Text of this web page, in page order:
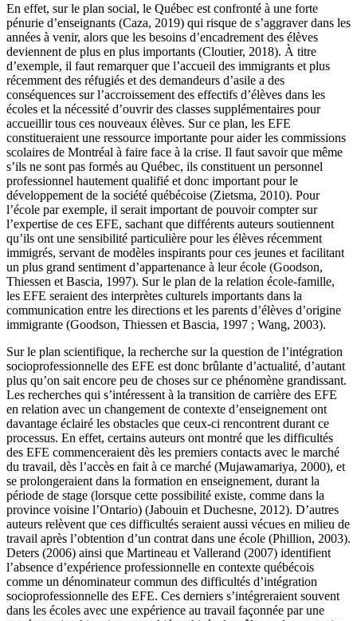
En effet, sur le plan social, le Québec est confronté à une forte
pénurie d’enseignants (Caza, 2019) qui risque de s’aggraver dans les
années à venir, alors que les besoins d’encadrement des élèves
deviennent de plus en plus importants (Cloutier, 2018). À titre
d’exemple, il faut remarquer que l’accueil des immigrants et plus
récemment des réfugiés et des demandeurs d’asile a des
conséquences sur l’accroissement des effectifs d’élèves dans les
écoles et la nécessité d’ouvrir des classes supplémentaires pour
accueillir tous ces nouveaux élèves. Sur ce plan, les EFE
constitueraient une ressource importante pour aider les commissions
scolaires de Montréal à faire face à la crise. Il faut savoir que même
s’ils ne sont pas formés au Québec, ils constituent un personnel
professionnel hautement qualifié et donc important pour le
développement de la société québécoise (Zietsma, 2010). Pour
l’école par exemple, il serait important de pouvoir compter sur
l’expertise de ces EFE, sachant que différents auteurs soutiennent
qu’ils ont une sensibilité particulière pour les élèves récemment
immigrés, servant de modèles inspirants pour ces jeunes et facilitant
un plus grand sentiment d’appartenance à leur école (Goodson,
Thiessen et Bascia, 1997). Sur le plan de la relation école-famille,
les EFE seraient des interprètes culturels importants dans la
communication entre les directions et les parents d’élèves d’origine
immigrante (Goodson, Thiessen et Bascia, 1997 ; Wang, 2003).
Sur le plan scientifique, la recherche sur la question de l’intégration
socioprofessionnelle des EFE est donc brûlante d’actualité, d’autant
plus qu’on sait encore peu de choses sur ce phénomène grandissant.
Les recherches qui s’intéressent à la transition de carrière des EFE
en relation avec un changement de contexte d’enseignement ont
davantage éclairé les obstacles que ceux-ci rencontrent durant ce
processus. En effet, certains auteurs ont montré que les difficultés
des EFE commenceraient dès les premiers contacts avec le marché
du travail, dès l’accès en fait à ce marché (Mujawamariya, 2000), et
se prolongeraient dans la formation en enseignement, durant la
période de stage (lorsque cette possibilité existe, comme dans la
province voisine l’Ontario) (Jabouin et Duchesne, 2012). D’autres
auteurs relèvent que ces difficultés seraient aussi vécues en milieu de
travail après l’obtention d’un contrat dans une école (Phillion, 2003).
Deters (2006) ainsi que Martineau et Vallerand (2007) identifient
l’absence d’expérience professionnelle en contexte québécois
comme un dénominateur commun des difficultés d’intégration
socioprofessionnelle des EFE. Ces derniers s’intégreraient souvent
dans les écoles avec une expérience au travail façonnée par une